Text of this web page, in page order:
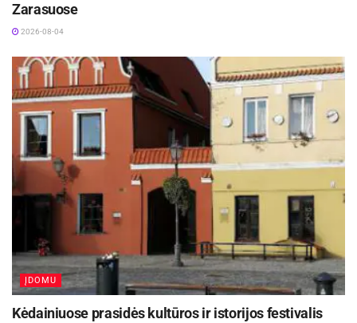
Zarasuose
2026-08-04
ĮDOMU
Kėdainiuose prasidės kultūros ir istorijos festivalis